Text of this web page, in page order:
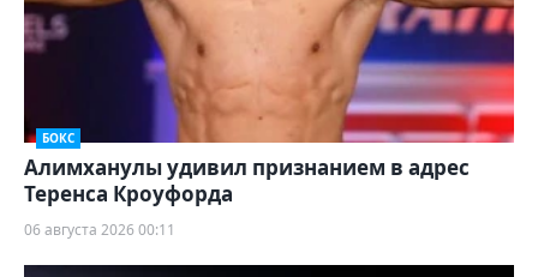
БОКС
Алимханулы удивил признанием в адрес
Теренса Кроуфорда
06 августа 2026 00:11